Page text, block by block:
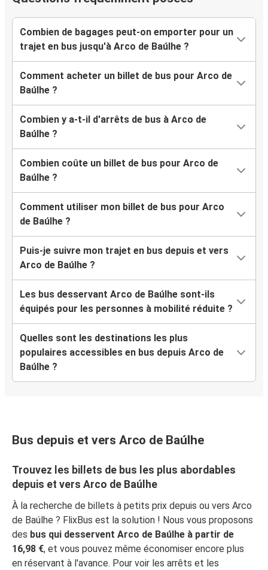
Combien de bagages peut-on emporter pour un
trajet en bus jusqu'à Arco de Baúlhe ?
Comment acheter un billet de bus pour Arco de
Baúlhe ?
Combien y a-t-il d'arrêts de bus à Arco de
Baúlhe ?
Combien coûte un billet de bus pour Arco de
Baúlhe ?
Comment utiliser mon billet de bus pour Arco
de Baúlhe ?
Puis-je suivre mon trajet en bus depuis et vers
Arco de Baúlhe ?
Les bus desservant Arco de Baúlhe sont-ils
équipés pour les personnes à mobilité réduite ?
Quelles sont les destinations les plus
populaires accessibles en bus depuis Arco de
Baúlhe ?
Bus depuis et vers Arco de Baúlhe
Trouvez les billets de bus les plus abordables
depuis et vers Arco de Baúlhe
À la recherche de billets à petits prix depuis ou vers Arco
de Baúlhe ? FlixBus est la solution ! Nous vous proposons
des bus qui desservent Arco de Baúlhe à partir de
16,98 €, et vous pouvez même économiser encore plus
en réservant à l'avance. Pour voir les arrêts et les